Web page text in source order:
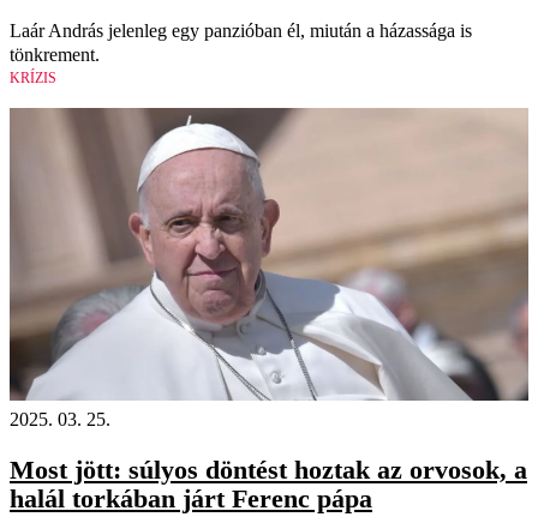
Laár András jelenleg egy panzióban él, miután a házassága is
tönkrement.
KRÍZIS
2025. 03. 25.
Most jött: súlyos döntést hoztak az orvosok, a
halál torkában járt Ferenc pápa